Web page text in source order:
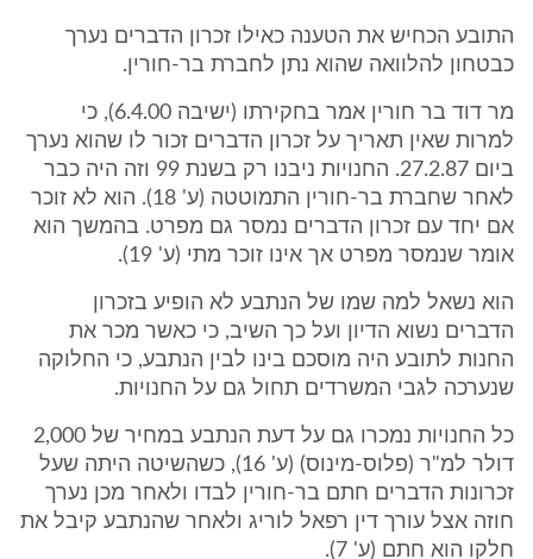
התובע הכחיש את הטענה כאילו זכרון הדברים נערך
כבטחון להלוואה שהוא נתן לחברת בר-חורין.
מר דוד בר חורין אמר בחקירתו (ישיבה 6.4.00), כי
למרות שאין תאריך על זכרון הדברים זכור לו שהוא נערך
ביום 27.2.87. החנויות ניבנו רק בשנת 99 וזה היה כבר
לאחר שחברת בר-חורין התמוטטה (ע' 18). הוא לא זוכר
אם יחד עם זכרון הדברים נמסר גם מפרט. בהמשך הוא
אומר שנמסר מפרט אך אינו זוכר מתי (ע' 19).
הוא נשאל למה שמו של הנתבע לא הופיע בזכרון
הדברים נשוא הדיון ועל כך השיב, כי כאשר מכר את
החנות לתובע היה מוסכם בינו לבין הנתבע, כי החלוקה
שנערכה לגבי המשרדים תחול גם על החנויות.
כל החנויות נמכרו גם על דעת הנתבע במחיר של 2,000
דולר למ"ר (פלוס-מינוס) (ע' 16), כשהשיטה היתה שעל
זכרונות הדברים חתם בר-חורין לבדו ולאחר מכן נערך
חוזה אצל עורך דין רפאל לוריג ולאחר שהנתבע קיבל את
חלקו הוא חתם (ע' 7).